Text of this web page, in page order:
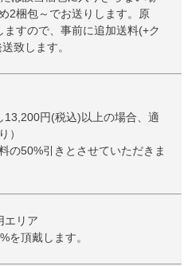
2梱包～でお送りします。原
すので、事前に追加送料(+ク
致します。
円(税込)以上の場合、適
）
の50%引きとさせていただきま
エリア
を頂戴します。